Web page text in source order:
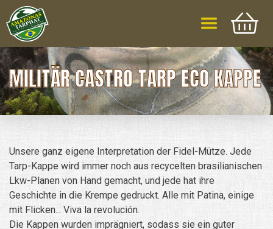
MILITÄR CASTRO TARP ECO KAPPE
Unsere ganz eigene Interpretation der Fidel-Mütze. Jede
Tarp-Kappe wird immer noch aus recycelten brasilianischen
Lkw-Planen von Hand gemacht, und jede hat ihre
Geschichte in die Krempe gedruckt. Alle mit Patina, einige
mit Flicken... Viva la revolución.
Die Kappen wurden imprägniert, sodass sie ein guter